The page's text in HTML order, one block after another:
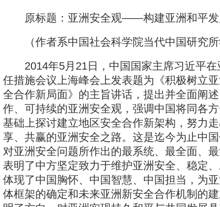
原标题：亚洲安全观——构建亚洲和平发
（作者系中国社会科学院当代中国研究所
2014年5月21日，中国国家主席习近平在
任措施会议上海峰会上发表题为《积极树立
全合作新局面》的主旨讲话，提出并全面阐
作、可持续的亚洲安全观，强调中国将同各
基础上探讨建立地区安全合作新架构，努力
享、共赢的亚洲安全之路。这是迄今为止中
对亚洲安全问题所作出的最系统、最全面、
表明了中方坚定致力于维护亚洲安全、稳定
体现了中国胸怀、中国智慧、中国担当，为
体框架的确定和未来亚洲新安全合作机制的